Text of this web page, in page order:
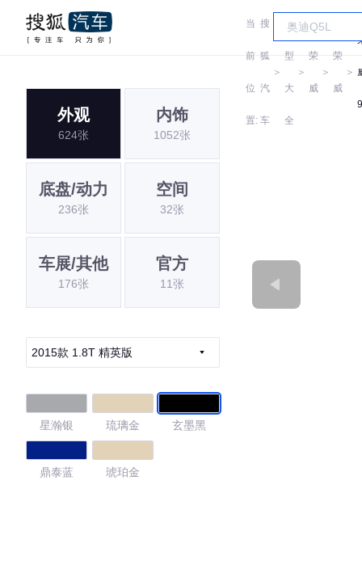
当
前
位
置:
搜
狐
汽
车
＞
车
型
大
全
＞
荣
威
＞
荣
威
＞
外观
624张
内饰
1052张
底盘/动力
236张
空间
32张
车展/其他
176张
官方
11张
2015款 1.8T 精英版
星瀚银 琉璃金 玄墨黑
鼎泰蓝 琥珀金